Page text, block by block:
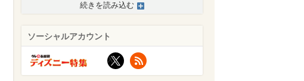
続きを読み込む
ソーシャルアカウント
X